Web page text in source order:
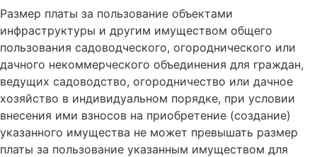
Размер платы за пользование объектами
инфраструктуры и другим имуществом общего
пользования садоводческого, огороднического или
дачного некоммерческого объединения для граждан,
ведущих садоводство, огородничество или дачное
хозяйство в индивидуальном порядке, при условии
внесения ими взносов на приобретение (создание)
указанного имущества не может превышать размер
платы за пользование указанным имуществом для